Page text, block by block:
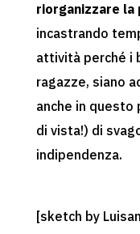
riorganizzare
incastrando
attività perché i
ragazze, siano
anche in
di vista!) di
indipendenza.
[sketch by